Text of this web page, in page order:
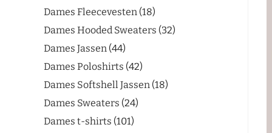
Dames Fleecevesten 18
Dames Hooded Sweaters 32
Dames Jassen 44
Dames Poloshirts 42
Dames Softshell Jassen 18
Dames Sweaters 24
Dames t-shirts 101